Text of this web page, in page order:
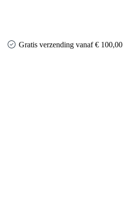
Gratis verzending vanaf € 100,00